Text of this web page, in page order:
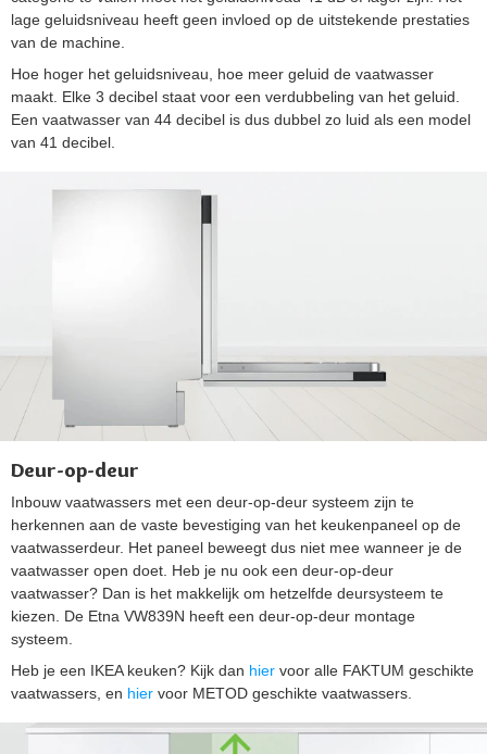
lage geluidsniveau heeft geen invloed op de uitstekende prestaties
van de machine.
Hoe hoger het geluidsniveau, hoe meer geluid de vaatwasser
maakt. Elke 3 decibel staat voor een verdubbeling van het geluid.
Een vaatwasser van 44 decibel is dus dubbel zo luid als een model
van 41 decibel.
Deur-op-deur
Inbouw vaatwassers met een deur-op-deur systeem zijn te
herkennen aan de vaste bevestiging van het keukenpaneel op de
vaatwasserdeur. Het paneel beweegt dus niet mee wanneer je de
vaatwasser open doet. Heb je nu ook een deur-op-deur
vaatwasser? Dan is het makkelijk om hetzelfde deursysteem te
kiezen. De Etna VW839N heeft een deur-op-deur montage
systeem.
Heb je een IKEA keuken? Kijk dan hier voor alle FAKTUM geschikte
vaatwassers, en hier voor METOD geschikte vaatwassers.